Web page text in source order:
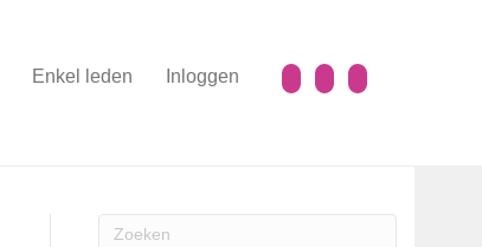
Enkel leden Inloggen